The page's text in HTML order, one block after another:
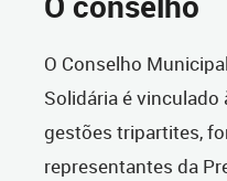
O Conselho
Solidária é vinculado
gestões tripartites,
representantes da